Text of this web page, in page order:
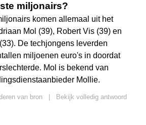
miljonairs?
komen allemaal uit het
Mol (39), Robert Vis (39) en
De techjongens leverden
miljoenen euro's in doordat
Mol is bekend van
Mollie.
van bron
Bekijk volledig antwoord